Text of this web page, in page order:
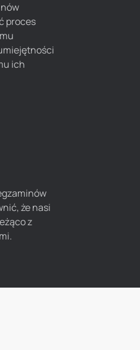
proces
ich
że nasi
z